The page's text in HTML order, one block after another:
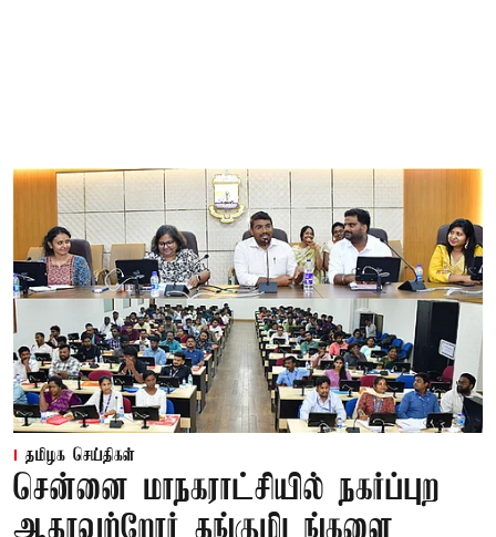
தமிழக செய்திகள்
சென்னை மாநகராட்சியில் நகர்ப்புற